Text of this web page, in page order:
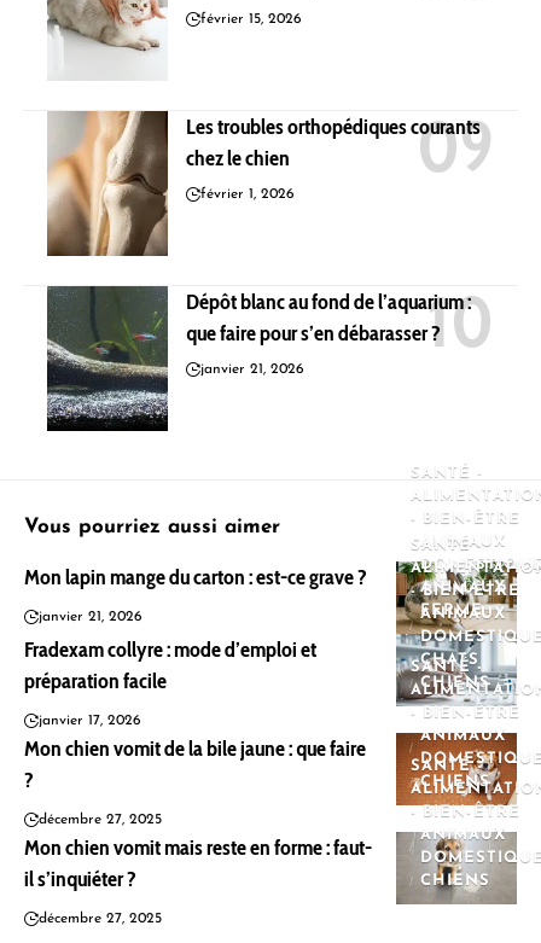
février 15, 2026
Les troubles orthopédiques courants
chez le chien
février 1, 2026
Dépôt blanc au fond de l’aquarium :
que faire pour s’en débarasser ?
janvier 21, 2026
Vous pourriez aussi aimer
SANTÉ -
- BIEN-ÊTRE
ANIMAUX
ANIMAUX
FERME
Mon lapin mange du carton : est-ce grave ?
janvier 21, 2026
SANTÉ -
- BIEN-ÊTRE
ANIMAUX
CHATS
CHIENS
Fradexam collyre : mode d’emploi et
préparation facile
janvier 17, 2026
SANTÉ -
- BIEN-ÊTRE
ANIMAUX
CHIENS
Mon chien vomit de la bile jaune : que faire
?
décembre 27, 2025
SANTÉ -
- BIEN-ÊTRE
ANIMAUX
CHIENS
Mon chien vomit mais reste en forme : faut-
il s’inquiéter ?
décembre 27, 2025